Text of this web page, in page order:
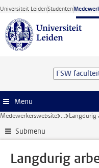
Ga direct naar de inhoud
Universiteit LeidenStudenten
Menu
Medewerkerswebsite ... Langdurig
Submenu
Langdurig